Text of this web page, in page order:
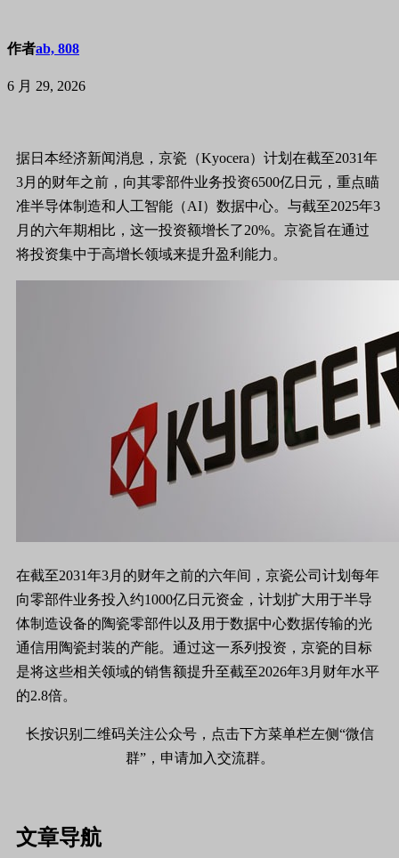
作者ab, 808
6 月 29, 2026
据日本经济新闻消息，京瓷（Kyocera）计划在截至2031年
3月的财年之前，向其零部件业务投资6500亿日元，重点瞄
准半导体制造和人工智能（AI）数据中心。与截至2025年3
月的六年期相比，这一投资额增长了20%。京瓷旨在通过
将投资集中于高增长领域来提升盈利能力。
在截至2031年3月的财年之前的六年间，京瓷公司计划每年
向零部件业务投入约1000亿日元资金，计划扩大用于半导
体制造设备的陶瓷零部件以及用于数据中心数据传输的光
通信用陶瓷封装的产能。通过这一系列投资，京瓷的目标
是将这些相关领域的销售额提升至截至2026年3月财年水平
的2.8倍。
长按识别二维码关注公众号，点击下方菜单栏左侧“微信
群”，申请加入交流群。
文章导航